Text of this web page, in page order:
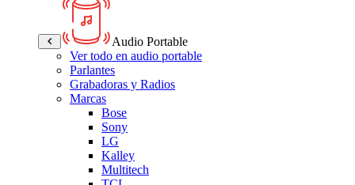
Audio Portable
Ver todo en audio portable
Parlantes
Grabadoras y Radios
Marcas
Bose
Sony
LG
Kalley
Multitech